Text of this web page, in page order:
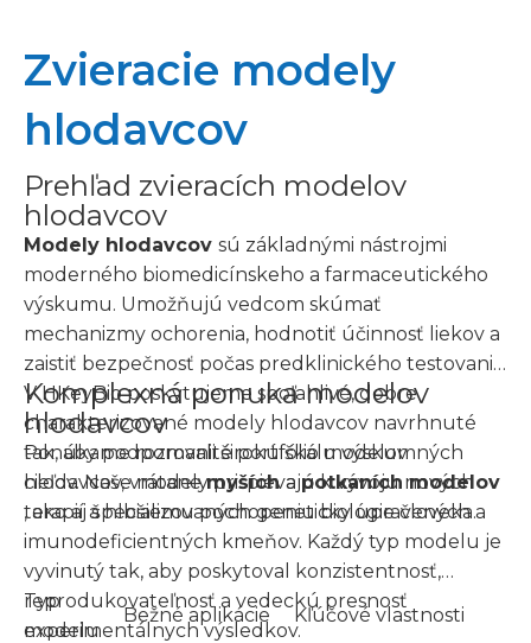
Zvieracie modely
hlodavcov
Prehľad zvieracích modelov
hlodavcov
Modely hlodavcov sú základnými nástrojmi
moderného biomedicínskeho a farmaceutického
výskumu. Umožňujú vedcom skúmať
mechanizmy ochorenia, hodnotiť účinnosť liekov a
zaistiť bezpečnosť počas predklinického testovania.
V HKeyBio poskytujeme spoľahlivé, dobre
charakterizované modely hlodavcov navrhnuté
tak, aby podporovali širokú škálu výskumných
cieľov. Naše modely prispievajú k vývoju nových
terapií a hlbšiemu pochopeniu biológie človeka.
Komplexná ponuka modelov
hlodavcov
Ponúkame rozmanité portfólio modelov
hlodavcov, vrátanemyšíchapotkaních modelov
, ako aj špecializovaných geneticky upravených a
imunodeficientných kmeňov. Každý typ modelu je
vyvinutý tak, aby poskytoval konzistentnosť,
reprodukovateľnosť a vedeckú presnosť
experimentálnych výsledkov.
Typ
modelu
Bežné aplikácie Kľúčové vlastnosti